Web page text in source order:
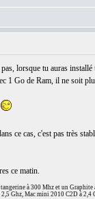
lorsque tu auras
1 Go de Ram, il ne soit
ce cas, c'est pas très
ce matin.
à 300 Mhz et un
Ghz, Mac mini 2010 C2D à 2,4